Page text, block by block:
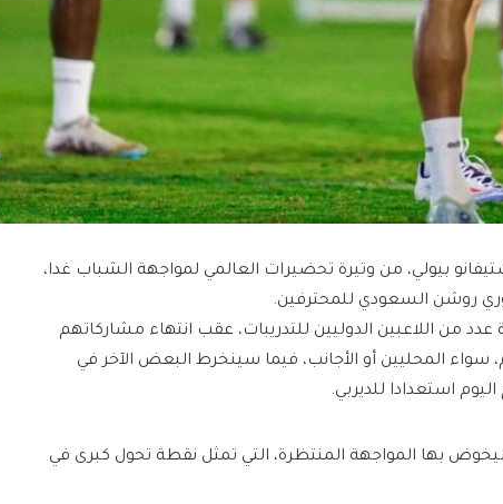
بيولي، من وتيرة تحضيرات العالمي لمواجهة الشباب غدا،
روشن السعودي للمحترفين.
عدد من اللاعبين الدوليين للتدريبات، عقب انتهاء مشاركاتهم
سواء المحليين أو الأجانب، فيما سينخرط البعض الآخر في
استعدادا للديربي.
بها المواجهة المنتظرة، التي تمثل نقطة تحول كبرى في